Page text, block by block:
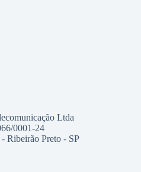
Ltda
0001-24
Ribeirão Preto - SP